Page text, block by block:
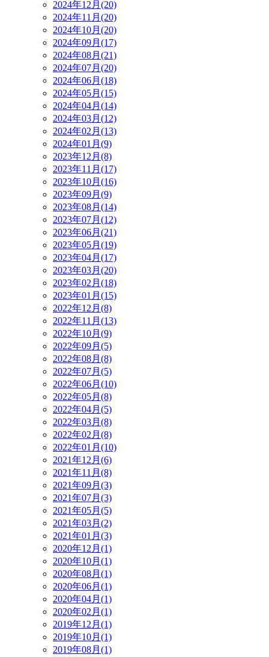
2024年12月(20)
2024年11月(20)
2024年10月(20)
2024年09月(17)
2024年08月(21)
2024年07月(20)
2024年06月(18)
2024年05月(15)
2024年04月(14)
2024年03月(12)
2024年02月(13)
2024年01月(9)
2023年12月(8)
2023年11月(17)
2023年10月(16)
2023年09月(9)
2023年08月(14)
2023年07月(12)
2023年06月(21)
2023年05月(19)
2023年04月(17)
2023年03月(20)
2023年02月(18)
2023年01月(15)
2022年12月(8)
2022年11月(13)
2022年10月(9)
2022年09月(5)
2022年08月(8)
2022年07月(5)
2022年06月(10)
2022年05月(8)
2022年04月(5)
2022年03月(8)
2022年02月(8)
2022年01月(10)
2021年12月(6)
2021年11月(8)
2021年09月(3)
2021年07月(3)
2021年05月(5)
2021年03月(2)
2021年01月(3)
2020年12月(1)
2020年10月(1)
2020年08月(1)
2020年06月(1)
2020年04月(1)
2020年02月(1)
2019年12月(1)
2019年10月(1)
2019年08月(1)